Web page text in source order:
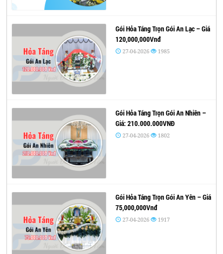
Gói Hỏa Táng Trọn Gói An Lạc – Giá
120,000,000Vnđ
27-04-2026 1985
Gói Hỏa Táng Trọn Gói An Nhiên –
Giá: 210.000.000VNĐ
27-04-2026 1802
Gói Hỏa Táng Trọn Gói An Yên – Giá
75,000,000Vnđ
27-04-2026 1917